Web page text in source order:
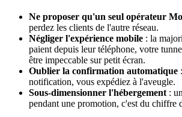
Ne proposer qu'un seul opérateur
perdez les clients de l'autre réseau.
Négliger l'expérience mobile : la
paient depuis leur téléphone, votre
être impeccable sur petit écran.
Oublier la confirmation automatique
notification, vous expédiez à l'aveugle.
Sous-dimensionner l'hébergement :
pendant une promotion, c'est du chiffre